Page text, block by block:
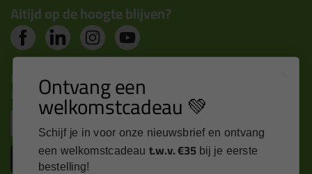
Altijd op de hoogte blijven?
Nieuws, tips en exclusieve deals rechtstreeks in je
inbox
Inschrijven
Ontvang een
welkomstcadeau 💚
Schijf je in voor onze nieuwsbrief en ontvang
een welkomstcadeau t.w.v. €35 bij je eerste
bestelling!